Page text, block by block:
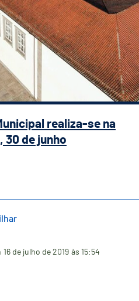
realiza-se na
30 de junho
16 de julho de 2019 às 15:54